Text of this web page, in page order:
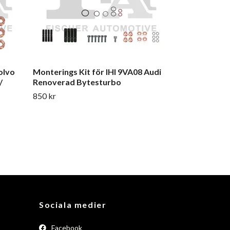
Monterings Kit för IHI 9VA08 Audi
Renoverad Bytesturbo
850 kr
Sociala medier
Facebook